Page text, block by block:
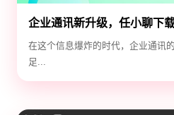
企业通讯新升级，任小聊下
效！
在这个信息爆炸的时代，企业通讯
足...